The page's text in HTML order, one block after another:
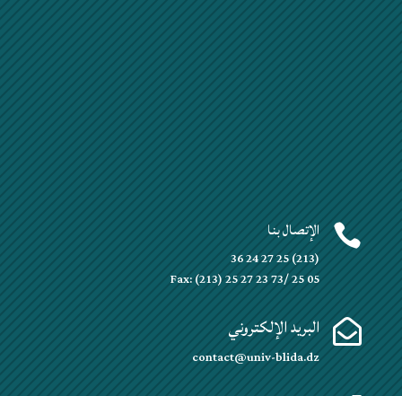
 الإتصال بنا
(213) 25 27 24 36
Fax: (213) 25 27 23 73/ 25 05
 البريد الإلكتروني
contact@univ-blida.dz